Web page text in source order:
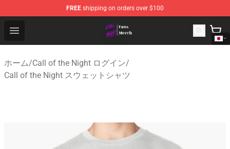
FREE shipping on orders over $100
Open menu
Call of the Night Store - Official Call of the Night
ホーム/Call of the Night ログイン/
Call of the Night スウェットシャツ